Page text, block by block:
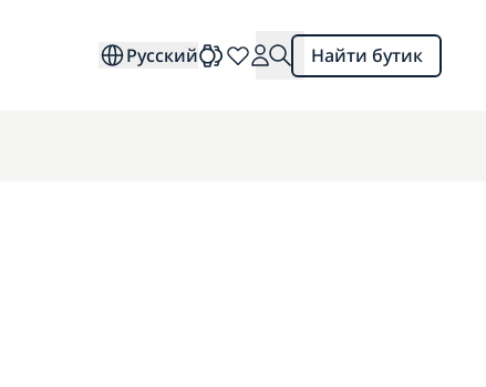
Русский Найти бутик